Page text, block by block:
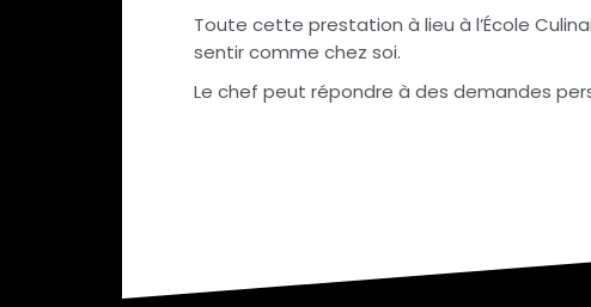
Toute cette prestation à lieu à l’École
sentir comme chez soi.
Le chef peut répondre à des demandes